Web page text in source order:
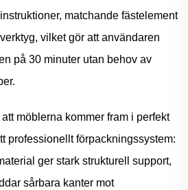
matchande fästelement
vilket gör att användaren
på 30 minuter utan behov av
möblerna kommer fram i perfekt
professionellt förpackningssystem:
ger stark strukturell support,
sårbara kanter mot